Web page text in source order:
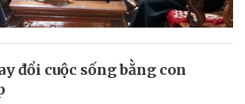
đổi cuộc sống bằng con